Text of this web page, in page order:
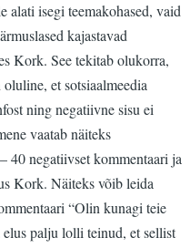
alati isegi teemakohased, vaid
kajastavad
Kork. See tekitab olukorra,
et sotsiaalmeedia
ning negatiivne sisu ei
vaatab näiteks
40 negatiivset kommentaari ja
Kork. Näiteks võib leida
“Olin kunagi teie
palju lolli teinud, et sellist